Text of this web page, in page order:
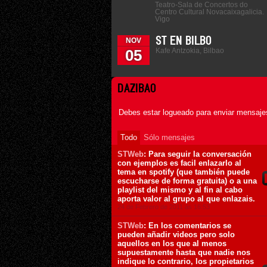
Teatro-Sala de Concertos do
Centro Cultural Novacaixagalicia.
Vigo
NOV
05
ST EN BILBO
Kafe Antzokia, Bilbao
DAZIBAO
Debes estar logueado para enviar
Todo
Sólo mensajes
STWeb: Para seguir la conversación
con ejemplos es facil enlazarlo al
tema en spotify (que también puede
escucharse de forma gratuita) o a una
playlist del mismo y al fin al cabo
aporta valor al grupo al que enlazais.
24 de Febrero de 2011 ás 16:53
STWeb: En los comentarios se
pueden añadir videos pero solo
aquellos en los que al menos
supuestamente hasta que nadie nos
indique lo contrario, los propietarios